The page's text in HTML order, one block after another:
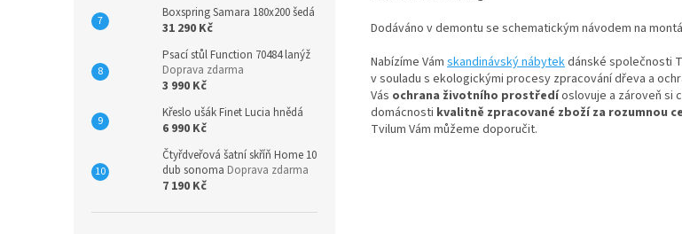
Boxspring Samara 180x200 šedá
31 290 Kč
Psací stůl Function 70484 lanýž
Doprava zdarma
3 990 Kč
Křeslo ušák Finet Lucia hnědá
6 990 Kč
Čtyřdveřová šatní skříň Home 10
dub sonoma Doprava zdarma
7 190 Kč
Dodáváno v demontu se schematickým návodem na
Nabízíme Vám skandinávský nábytekdánské společnosti
v souladu s ekologickými procesy zpracování dřeva a
Vás ochrana životního prostředíoslovuje a zároveň si
domácnosti kvalitně zpracované zboží za rozumnou
Tvilum Vám můžeme doporučit.